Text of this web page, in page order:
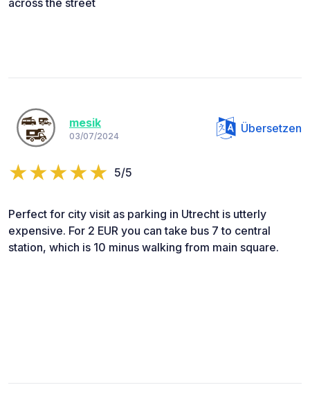
mesik
03/07/2024
Übersetzen
5/5
Perfect for city visit as parking in Utrecht is utterly
expensive. For 2 EUR you can take bus 7 to central
station, which is 10 minus walking from main square.